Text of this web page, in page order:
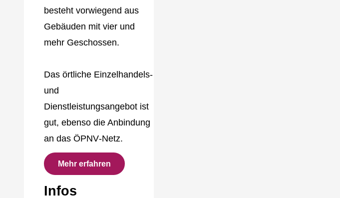
besteht vorwiegend aus
Gebäuden mit vier und
mehr Geschossen.
Das örtliche Einzelhandels‐
und
Dienstleistungsangebot ist
gut, ebenso die Anbindung
an das ÖPNV‐Netz.
Mehr erfahren
Infos